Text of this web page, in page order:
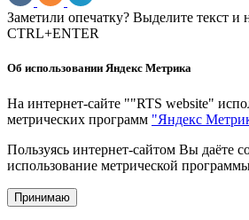
Заметили опечатку? Выделите текст и
CTRL+ENTER
Об использовании Яндекс Метрика
На интернет-сайте ""RTS website"
метрических программ "Яндекс
Пользуясь интернет-сайтом Вы даёте
использование метрической
Принимаю